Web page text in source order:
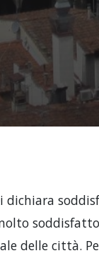
dichiara
delle città.